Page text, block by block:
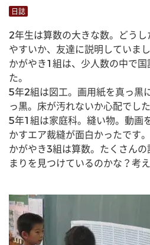
日誌
2年生は算数の大きな数。どう
やすいか、友達に説明していまし
かがやき1組は、少人数の中で
た。
5年2組は図工。画用紙を真っ黒
っ黒。床が汚れないか心配でした
5年1組は家庭科。縫い物。動画
かすエア裁縫が面白かったです。
かがやき3組は算数。たくさん
まりを見つけているのかな？考